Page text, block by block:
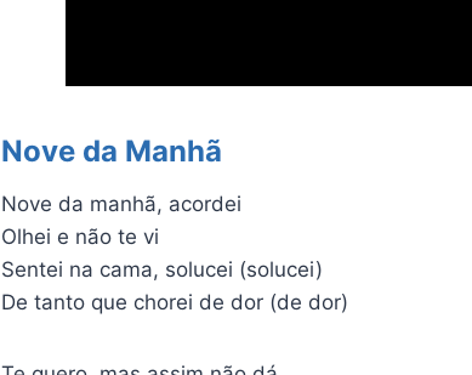
Nove da Manhã
Nove da manhã, acordei
Olhei e não te vi
Sentei na cama, solucei (solucei)
De tanto que chorei de dor (de dor)